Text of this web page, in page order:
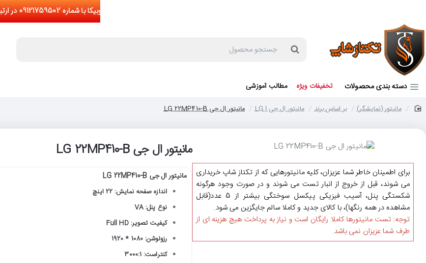
جستجو
دسته بندی محصولات تخفیفات ویژه مطالب آموزشی
مانیتور (نمایشگر) بر اساس برند مانیتور ال جی | LG مانیتور ال جی LG 22MP410-B
برای اطمینان خاطر شما عزیزان، کلیه مانیتورهایی که از تکتاز شاپ خریداری
می شوند، قبل از خروج از انبار تست می شوند و در صورت وجود هرگونه
شکستگی پنل، آسیب فیزیکی پیکسل سوختگی بیشتر از 5 عدد(قابل
مشاهده در همه رنگها)، با کالای جدید و کاملا سالم جایگزین می شود.
توجه: تست مانیتورها کاملا رایگان است و نیاز به پرداخت هیچ هزینه ای از
طرف شما عزیزان نمی باشد.
مانیتور ال جی LG 22MP410-B
مانیتور ال جی LG 22MP410-B
اندازه صفحه نمایش: 22 اینچ
نوع پنل: VA
کیفیت تصویر: Full HD
رزولوشن: 1080 * 1920
کنتراست: 3000:1